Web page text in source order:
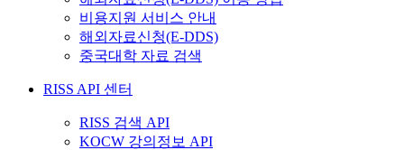
비용지원 서비스 안내
해외자료신청(E-DDS)
중국대학 자료 검색
RISS API 센터
RISS 검색 API
KOCW 강의정보 API